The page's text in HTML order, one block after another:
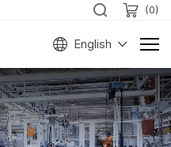
(0)
English